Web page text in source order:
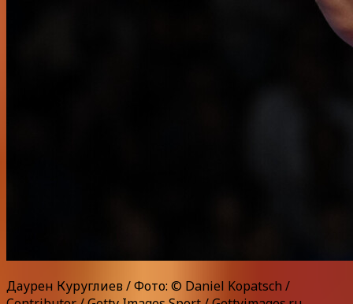
Даурен Куруглиев / Фото: © Daniel Kopatsch /